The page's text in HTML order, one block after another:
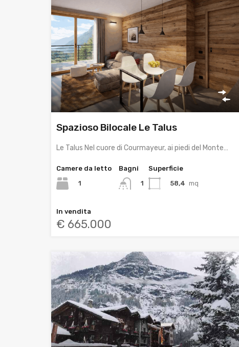
Spazioso Bilocale Le Talus
Le Talus Nel cuore di Courmayeur, ai piedi del Monte…
Camere da letto
1
Bagni
1
Superficie
58,4 mq
In vendita
€ 665.000